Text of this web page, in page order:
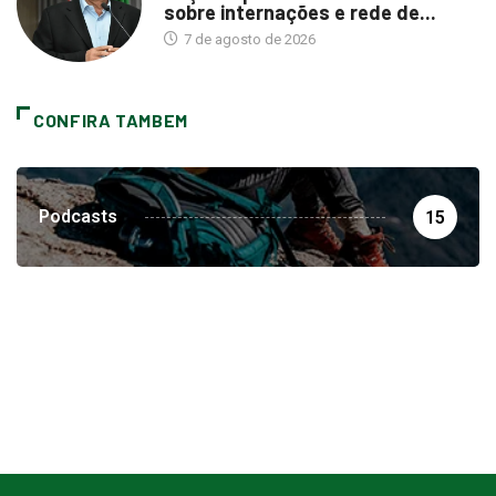
sobre internações e rede de...
7 de agosto de 2026
CONFIRA TAMBEM
Podcasts 15